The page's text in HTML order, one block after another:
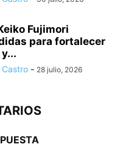
Fujimori
para fortalecer
Castro - 28 julio, 2026